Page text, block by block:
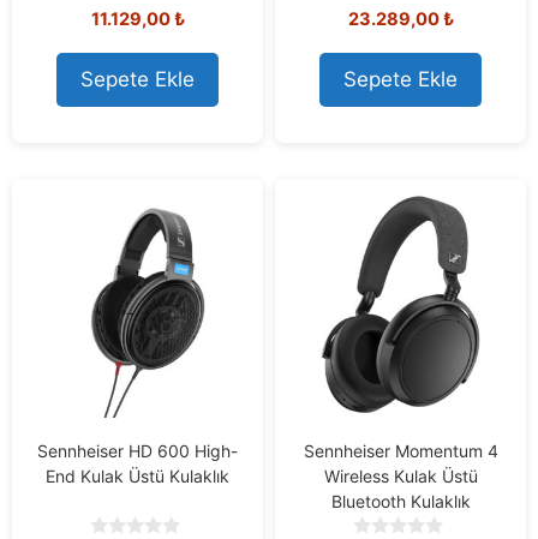
0
o
u
t
o
f
11.129,00₺
Sepete Ekle
0
o
u
t
o
f
23.289,00₺
Sepete Ekle
Sennheiser HD 600 High-
End Kulak Üstü Kulaklık
Sennheiser Momentum 4
Wireless Kulak Üstü
Bluetooth Kulaklık